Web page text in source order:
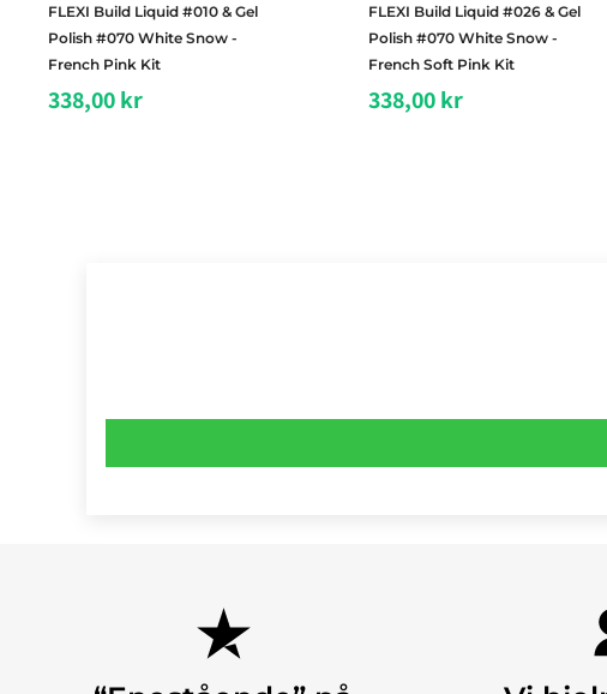
FLEXI Build Liquid #010 & Gel
Polish #070 White Snow -
French Pink Kit
338,00 kr
FLEXI Build Liquid #026 & Gel
Polish #070 White Snow -
French Soft Pink Kit
338,00 kr